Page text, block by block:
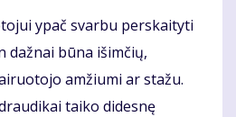
ypač svarbu perskaityti
dažnai būna išimčių,
amžiumi ar stažu.
taiko didesnę